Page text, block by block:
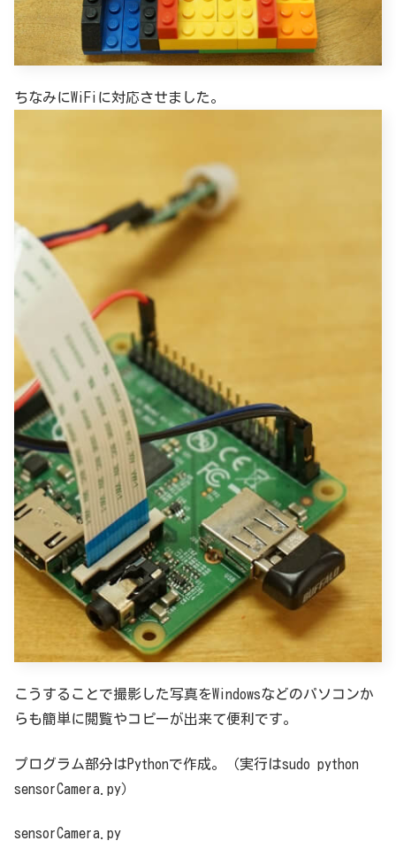
ちなみにWiFiに対応させました。
こうすることで撮影した写真をWindowsなどのパソコンか
らも簡単に閲覧やコピーが出来て便利です。
プログラム部分はPythonで作成。（実行はsudo python
sensorCamera.py）
sensorCamera.py